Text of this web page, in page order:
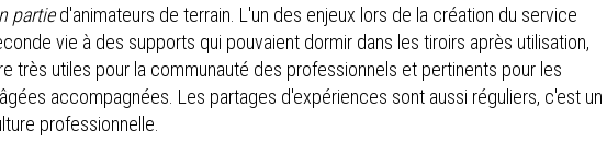
partied'animateurs de terrain. L'un des enjeux lors de la création du service
vie à des supports qui pouvaient dormir dans les tiroirs après utilisation,
très utiles pour la communauté des professionnels et pertinents pour les
accompagnées. Les partages d'expériences sont aussi réguliers, c'est un
professionnelle.